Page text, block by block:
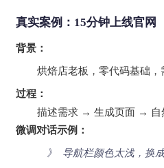
真实案例：15分钟上线官网
背景：
烘焙店老板，零代码基础，
过程：
描述需求 → 生成页面 → 自
微调对话示例：
》 导航栏颜色太浅，换